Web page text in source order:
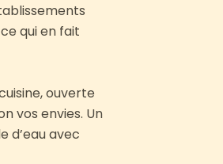
qui en fait
ouverte
vos envies. Un
d’eau avec